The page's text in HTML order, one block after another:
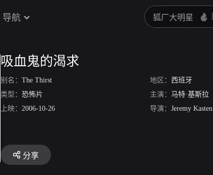
导航
吸血鬼的渴求
别名： The Thirst 地区： 西班牙
类型： 恐怖片 主演： 马特·基斯拉
上映： 2006-10-26 导演： Jeremy Kasten
分享